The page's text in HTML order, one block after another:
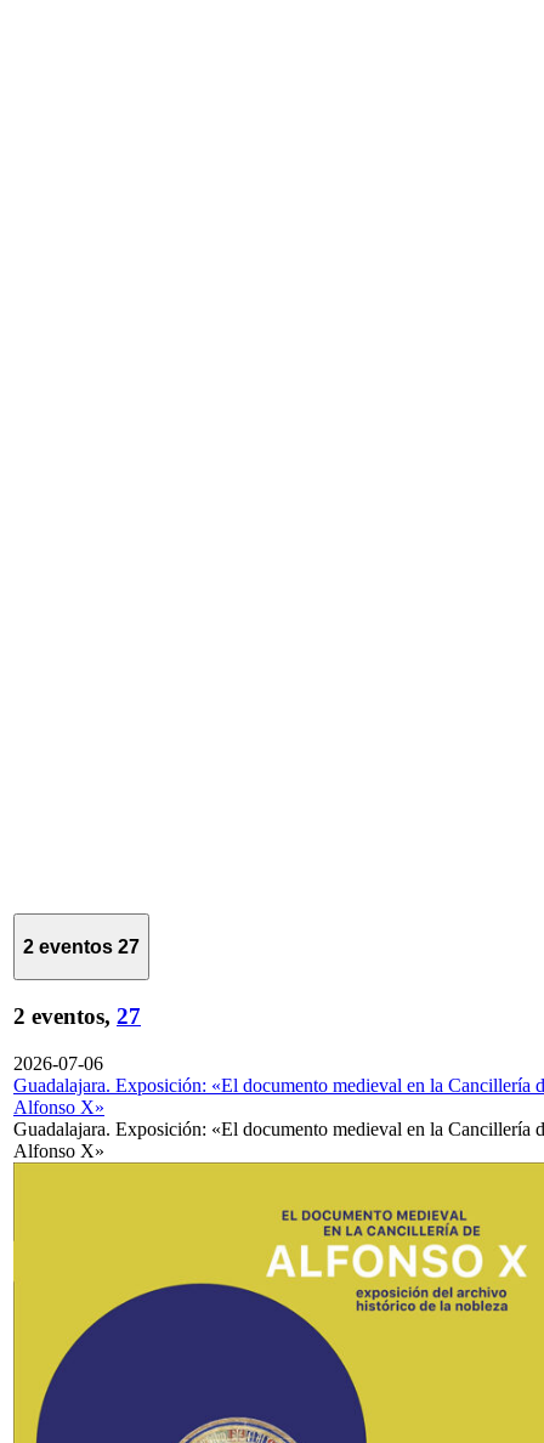
2 eventos 27
2 eventos, 27
2026-07-06
Guadalajara. Exposición: «El documento medieval en la Cancillería
Alfonso X»
Guadalajara. Exposición: «El documento medieval en la Cancillería
Alfonso X»